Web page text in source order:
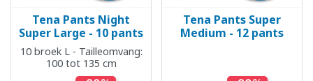
Tena Pants Night
Super Large - 10 pants
10 broek L - Tailleomvang:
100 tot 135 cm
Tena Pants Super
Medium - 12 pants